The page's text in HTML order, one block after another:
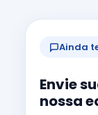
Ainda
Envie
nossa